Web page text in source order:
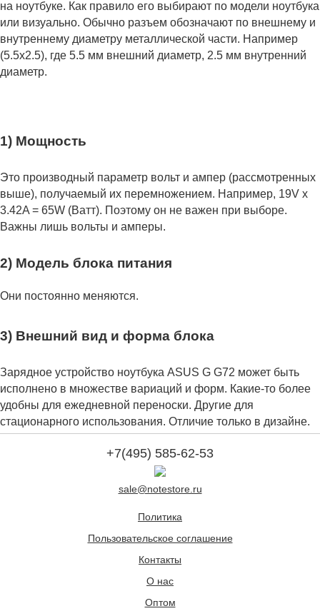
на ноутбуке. Как правило его выбирают по модели ноутбука
или визуально. Обычно разъем обозначают по внешнему и
внутреннему диаметру металлической части. Например
(5.5x2.5), где 5.5 мм внешний диаметр, 2.5 мм внутренний
диаметр.
1) Мощность
Это производный параметр вольт и ампер (рассмотренных
выше), получаемый их перемножением. Например, 19V x
3.42A = 65W (Ватт). Поэтому он не важен при выборе.
Важны лишь вольты и амперы.
2) Модель блока питания
Они постоянно меняются.
3) Внешний вид и форма блока
Зарядное устройство ноутбука ASUS G G72 может быть
исполнено в множестве вариаций и форм. Какие-то более
удобны для ежедневной переноски. Другие для
стационарного использования. Отличие только в дизайне.
+7(495) 585-62-53
sale@notestore.ru
Политика
Пользовательское соглашение
Контакты
О нас
Оптом